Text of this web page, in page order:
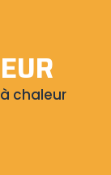
chaleur